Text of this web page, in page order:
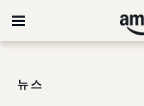
뉴스